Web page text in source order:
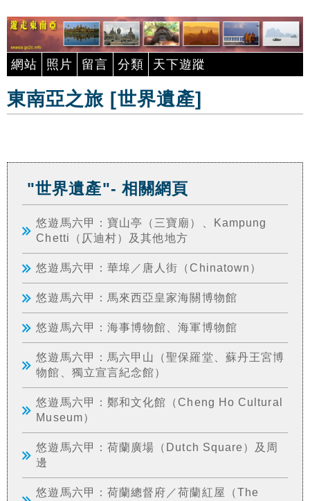
網站 照片 留言 分類 天下遊蹤
東南亞之旅 [世界遺產]
"世界遺產"- 相關網頁
悠遊馬六甲：寶山亭（三寶廟）、Kampung
Chetti（仄迪村）及其他地方
悠遊馬六甲：華埠／唐人街（Chinatown）
悠遊馬六甲：馬來西亞皇家海關博物館
悠遊馬六甲：海事博物館、海軍博物館
悠遊馬六甲：馬六甲山（聖保羅堂、蘇丹王宮博
物館、獨立宣言紀念館）
悠遊馬六甲：鄭和文化館（Cheng Ho Cultural
Museum）
悠遊馬六甲：荷蘭廣場（Dutch Square）及周
邊
悠遊馬六甲：荷蘭總督府／荷蘭紅屋（The